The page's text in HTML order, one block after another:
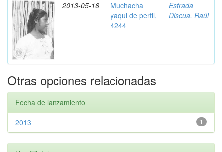
2013-05-16
Muchacha
yaqui de perfil,
4244
Estrada
Discua, Raúl
Otras opciones relacionadas
Fecha de lanzamiento
1
2013